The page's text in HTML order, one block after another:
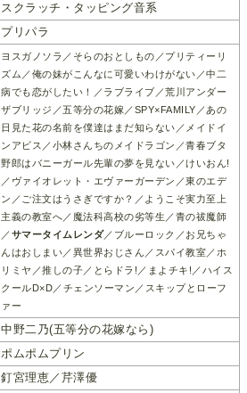
スクラッチ・タッピング音系
プリパラ
ヨスガノソラ／そらのおとしもの／プリティーリ
ズム／俺の妹がこんなに可愛いわけがない／中二
病でも恋がしたい！／ラブライブ／荒川アンダー
ザブリッジ／五等分の花嫁／SPY×FAMILY／あの
日見た花の名前を僕達はまだ知らない／メイドイ
ンアビス／小林さんちのメイドラゴン／青春ブタ
野郎はバニーガール先輩の夢を見ない／けいおん!
／ヴァイオレット・エヴァーガーデン／東のエデ
ン／ご注文はうさぎですか？／ようこそ実力至上
主義の教室へ／魔法科高校の劣等生／青の祓魔師
／ サマータイムレンダ／ブルーロック／お兄ちゃ
んはおしまい／異世界おじさん／スパイ教室／ホ
リミヤ／推しの子／とらドラ!／まよチキ!／ハイス
クールD×D／チェンソーマン／スキップとローフ
ァー
中野二乃(五等分の花嫁なら)
ポムポムプリン
釘宮理恵／芹澤優